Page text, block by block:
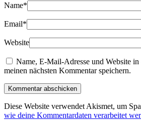
Name*
Email*
Website
Name, E-Mail-Adresse und Website
meinen nächsten Kommentar speichern.
Diese Website verwendet Akismet, um
wie deine Kommentardaten verarbeitet